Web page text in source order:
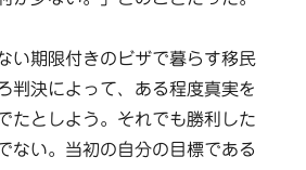
い期限付きのビザで暮らす移民
判決によって、ある程度真実を
たとしよう。それでも勝利した
ない。当初の自分の目標である